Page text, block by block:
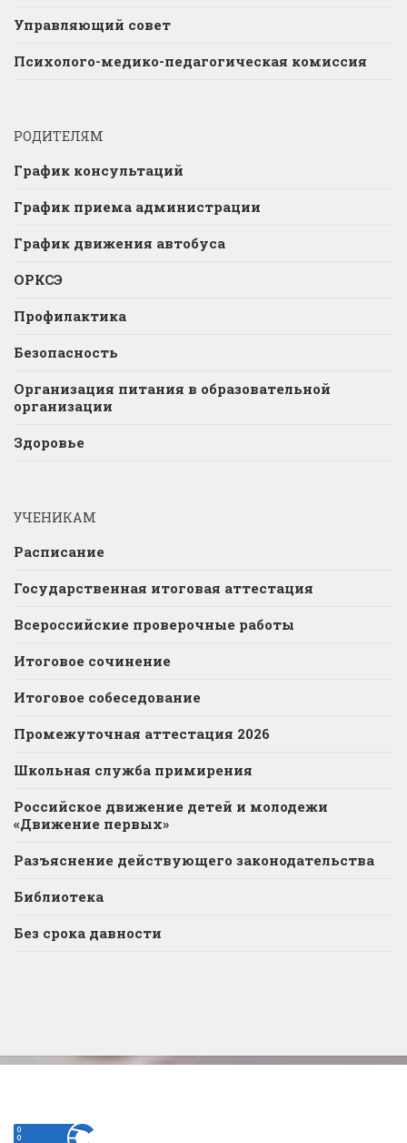
Управляющий совет
Психолого-медико-педагогическая комиссия
РОДИТЕЛЯМ
График консультаций
График приема администрации
График движения автобуса
ОРКСЭ
Профилактика
Безопасность
Организация питания в образовательной
организации
Здоровье
УЧЕНИКАМ
Расписание
Государственная итоговая аттестация
Всероссийские проверочные работы
Итоговое сочинение
Итоговое собеседование
Промежуточная аттестация 2026
Школьная служба примирения
Российское движение детей и молодежи
«Движение первых»
Разъяснение действующего законодательства
Библиотека
Без срока давности